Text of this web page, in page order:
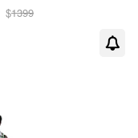
$1399